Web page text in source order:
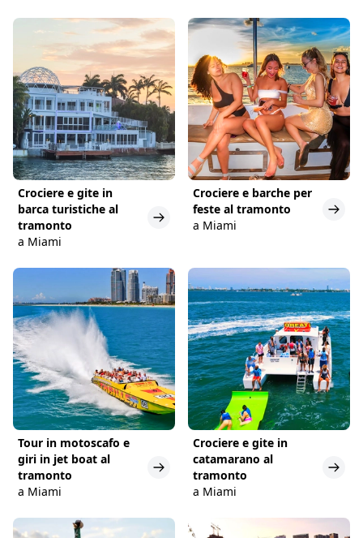
Crociere e gite in
barca turistiche al
tramonto
a Miami
Crociere e barche per
feste al tramonto
a Miami
Tour in motoscafo e
giri in jet boat al
tramonto
a Miami
Crociere e gite in
catamarano al
tramonto
a Miami